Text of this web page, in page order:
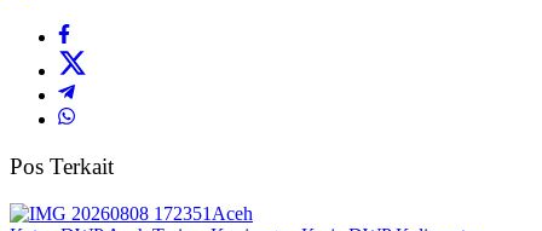
Pos Terkait
Aceh